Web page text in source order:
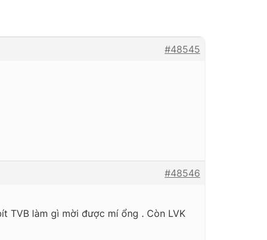
#48545
#48546
TVB làm gì mời được mí ổng . Còn LVK